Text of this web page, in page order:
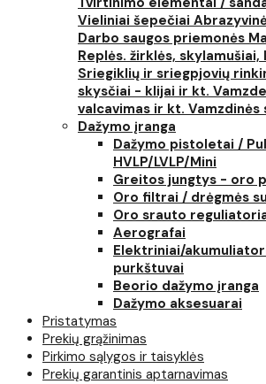
Vieliniai šepečiai
Darbo saugos priemonės
Replės. žirklės,
Sriegiklių ir sriegpjovių
skysčiai - klijai ir kt.
valcavimas ir kt. Vamzdinės
Dažymo įranga
Dažymo pistoletai /
HVLP/LVLP/Mini
Greitos jungtys - oro
Oro filtrai / drėgmės
Oro srauto
Aerografai
Elektriniai/
purkštuvai
Beorio dažymo įranga
Dažymo aksesuarai
Pristatymas
Prekių grąžinimas
Pirkimo sąlygos ir taisyklės
Prekių garantinis aptarnavimas